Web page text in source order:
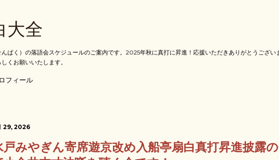
大全
ぱく）の落語会スケジュールのご案内です。2025年秋に真打に昇進！応援いただきありがとうござい
くお願いいたします。
フィール
29, 2026
戸みやぎん寄席遊京改め入船亭扇白真打昇進披露